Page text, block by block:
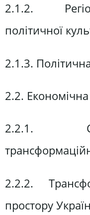
2.1.2.
політичної
2.1.3.
2.2.
2.2.1.
2.2.2.
простору